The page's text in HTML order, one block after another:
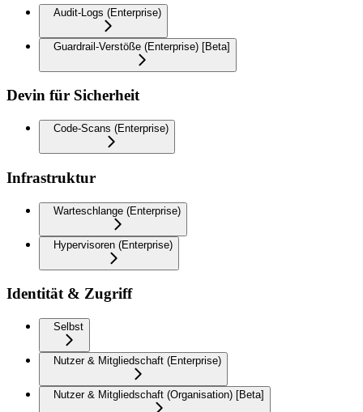
Audit-Logs (Enterprise)
Guardrail-Verstöße (Enterprise) [Beta]
Devin für Sicherheit
Code-Scans (Enterprise)
Infrastruktur
Warteschlange (Enterprise)
Hypervisoren (Enterprise)
Identität & Zugriff
Selbst
Nutzer & Mitgliedschaft (Enterprise)
Nutzer & Mitgliedschaft (Organisation) [Beta]